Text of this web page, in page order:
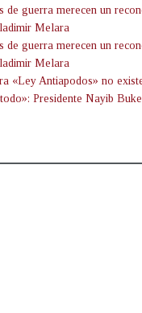
de guerra merecen un
Melara
de guerra merecen un
Melara
«Ley Antiapodos» no
Presidente Nayib